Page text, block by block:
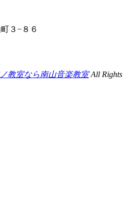
３−８６
教室なら南山音楽教室All Rights